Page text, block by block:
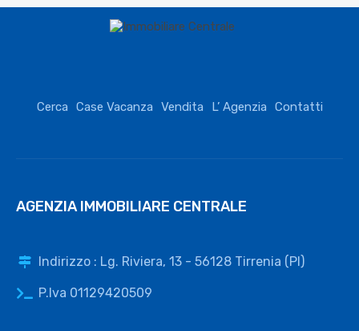
Cerca Case Vacanza Vendita L’ Agenzia Contatti
AGENZIA IMMOBILIARE CENTRALE
Indirizzo : Lg. Riviera, 13 - 56128 Tirrenia (PI)
P.Iva 01129420509